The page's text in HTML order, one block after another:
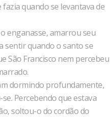
quando se levantava de
enganasse, amarrou seu
sentir quando o santo se
São Francisco nem percebeu
dormindo profundamente,
Percebendo que estava
soltou-o do cordão do